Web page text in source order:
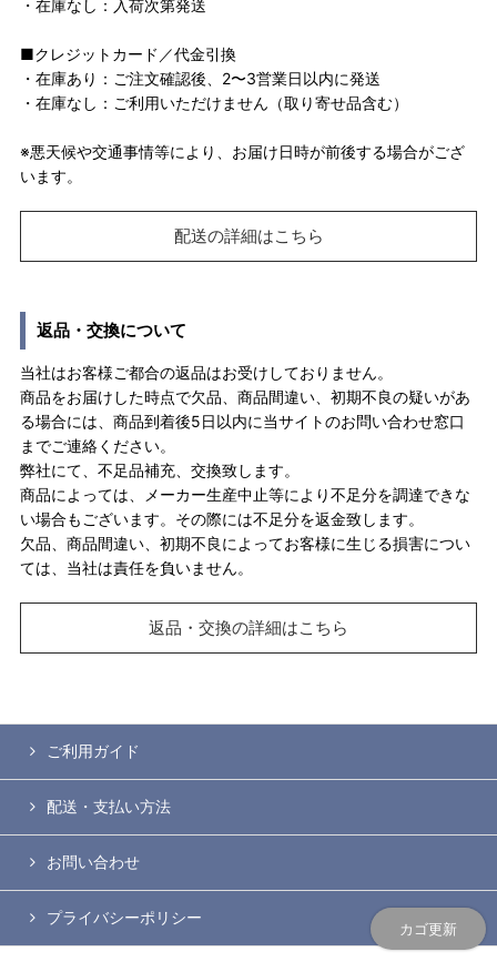
カゴ更新
・在庫なし：入荷次第発送
■クレジットカード／代金引換
・在庫あり：ご注文確認後、2〜3営業日以内に発送
・在庫なし：ご利用いただけません（取り寄せ品含む）
※悪天候や交通事情等により、お届け日時が前後する場合がござ
います。
配送の詳細はこちら
返品・交換について
当社はお客様ご都合の返品はお受けしておりません。
商品をお届けした時点で欠品、商品間違い、初期不良の疑いがあ
る場合には、商品到着後5日以内に当サイトのお問い合わせ窓口
までご連絡ください。
弊社にて、不足品補充、交換致します。
商品によっては、メーカー生産中止等により不足分を調達できな
い場合もございます。その際には不足分を返金致します。
欠品、商品間違い、初期不良によってお客様に生じる損害につい
ては、当社は責任を負いません。
返品・交換の詳細はこちら
ご利用ガイド
配送・支払い方法
お問い合わせ
プライバシーポリシー